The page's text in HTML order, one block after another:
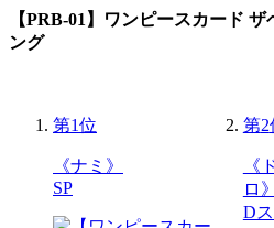
【PRB-01】ワンピースカード ザ
ング
第1位
《ナミ》
SP
第2
《
ロ》
D